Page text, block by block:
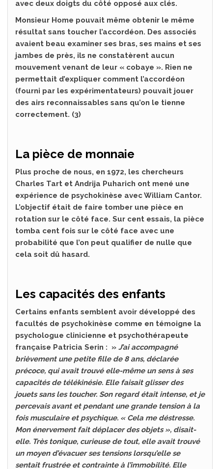
avec deux doigts du côté opposé aux clés.
Monsieur Home pouvait même obtenir le même
résultat sans toucher l’accordéon. Des associés
avaient beau examiner ses bras, ses mains et ses
jambes de près, ils ne constatèrent aucun
mouvement venant de leur « cobaye ». Rien ne
permettait d’expliquer comment l’accordéon
(fourni par les expérimentateurs) pouvait jouer
des airs reconnaissables sans qu’on le tienne
correctement. (3)
La pièce de monnaie
Plus proche de nous, en 1972, les chercheurs
Charles Tart et Andrija Puharich ont mené une
expérience de psychokinèse avec William Cantor.
L’objectif était de faire tomber une pièce en
rotation sur le côté face. Sur cent essais, la pièce
tomba cent fois sur le côté face avec une
probabilité que l’on peut qualifier de nulle que
cela soit dû hasard.
Les capacités des enfants
Certains enfants semblent avoir développé des
facultés de psychokinèse comme en témoigne la
psychologue clinicienne et psychothérapeute
française Patricia Serin : » J’ai accompagné
brièvement une petite fille de 8 ans, déclarée
précoce, qui avait trouvé elle-même un sens à ses
capacités de télékinésie. Elle faisait glisser des
jouets sans les toucher. Son regard était intense, et je
percevais avant et pendant une grande tension à la
fois musculaire et psychique. « Cela me déstresse.
Mon énervement fait déplacer des objets », disait-
elle. Très tonique, curieuse de tout, elle avait trouvé
un moyen d’évacuer ses tensions lorsqu’elle se
sentait frustrée et contrainte à l’immobilité. Elle